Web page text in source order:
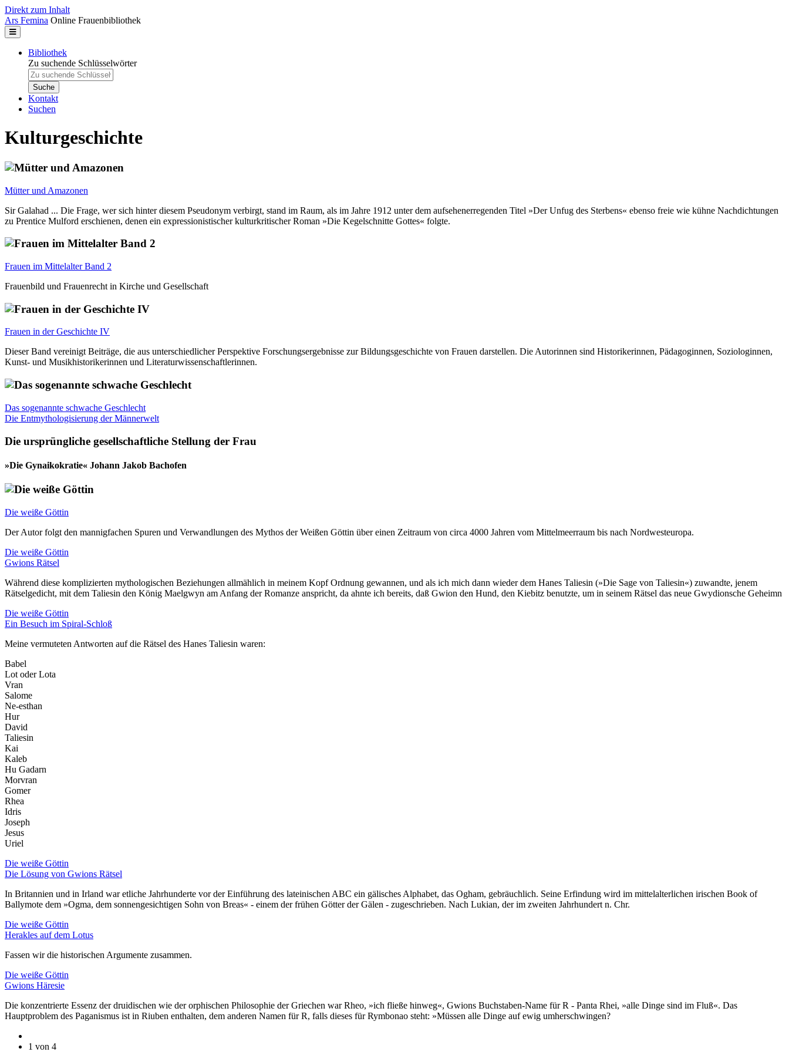
Direkt zum Inhalt
Ars Femina Online Frauenbibliothek
Bibliothek
Zu suchende Schlüsselwörter
Kontakt
Suchen
Kulturgeschichte
Mütter und Amazonen
Sir Galahad ... Die Frage, wer sich hinter diesem Pseudonym verbirgt, stand im Raum, als im Jahre 1912 unter dem aufsehenerregenden Titel »Der Unfug des Sterbens« ebenso freie wie kühne Nachdichtungen
zu Prentice Mulford erschienen, denen ein expressionistischer kulturkritischer Roman »Die Kegelschnitte Gottes« folgte.
Frauen im Mittelalter Band 2
Frauenbild und Frauenrecht in Kirche und Gesellschaft
Frauen in der Geschichte IV
Dieser Band vereinigt Beiträge, die aus unterschiedlicher Perspektive Forschungsergebnisse zur Bildungsgeschichte von Frauen darstellen. Die Autorinnen sind Historikerinnen, Pädagoginnen, Soziologinnen,
Kunst- und Musikhistorikerinnen und Literaturwissenschaftlerinnen.
Das sogenannte schwache Geschlecht
Die Entmythologisierung der Männerwelt
Die ursprüngliche gesellschaftliche Stellung der Frau
»Die Gynaikokratie« Johann Jakob Bachofen
Die weiße Göttin
Der Autor folgt den mannigfachen Spuren und Verwandlungen des Mythos der Weißen Göttin über einen Zeitraum von circa 4000 Jahren vom Mittelmeerraum bis nach Nordwesteuropa.
Die weiße Göttin
Gwions Rätsel
Während diese komplizierten mythologischen Beziehungen allmählich in meinem Kopf Ordnung gewannen, und als ich mich dann wieder dem Hanes Taliesin (»Die Sage von Taliesin«) zuwandte, jenem
Rätselgedicht, mit dem Taliesin den König Maelgwyn am Anfang der Romanze anspricht, da ahnte ich bereits, daß Gwion den Hund, den Kiebitz benutzte, um in seinem Rätsel das neue Gwydionsche Geheimn
Die weiße Göttin
Ein Besuch im Spiral-Schloß
Meine vermuteten Antworten auf die Rätsel des Hanes Taliesin waren:
Babel
Lot oder Lota
Vran
Salome
Ne-esthan
Hur
David
Taliesin
Kai
Kaleb
Hu Gadarn
Morvran
Gomer
Rhea
Idris
Joseph
Jesus
Uriel
Die weiße Göttin
Die Lösung von Gwions Rätsel
In Britannien und in Irland war etliche Jahrhunderte vor der Einführung des lateinischen ABC ein gälisches Alphabet, das Ogham, gebräuchlich. Seine Erfindung wird im mittelalterlichen irischen Book of
Ballymote dem »Ogma, dem sonnengesichtigen Sohn von Breas« - einem der frühen Götter der Gälen - zugeschrieben. Nach Lukian, der im zweiten Jahrhundert n. Chr.
Die weiße Göttin
Herakles auf dem Lotus
Fassen wir die historischen Argumente zusammen.
Die weiße Göttin
Gwions Häresie
Die konzentrierte Essenz der druidischen wie der orphischen Philosophie der Griechen war Rheo, »ich fließe hinweg«, Gwions Buchstaben-Name für R - Panta Rhei, »alle Dinge sind im Fluß«. Das
Hauptproblem des Paganismus ist in Riuben enthalten, dem anderen Namen für R, falls dieses für Rymbonao steht: »Müssen alle Dinge auf ewig umherschwingen?
1 von 4